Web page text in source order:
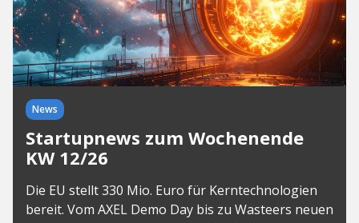
News
Startupnews zum Wochenende
KW 12/26
Die EU stellt 330 Mio. Euro für Kerntechnologien
bereit. Vom AXEL Demo Day bis zu Wasteers neuen